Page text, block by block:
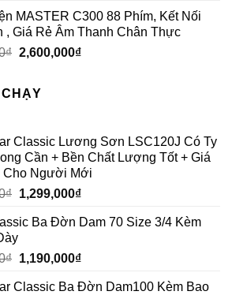
MASTER C300 88 Phím, Kết Nối
, Giá Rẻ Âm Thanh Chân Thực
₫ 2,600,000₫
Classic Lương Sơn LSC120J Có Ty
Cần + Bền Chất Lượng Tốt + Giá
Cho Người Mới
₫ 1,299,000₫
Ba Đờn Dam 70 Size 3/4 Kèm
₫ 1,190,000₫
Classic Ba Đờn Dam100 Kèm Bao